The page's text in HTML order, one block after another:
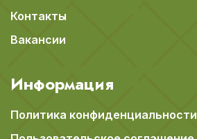
Контакты
Вакансии
Информация
Политика конфиденциальности